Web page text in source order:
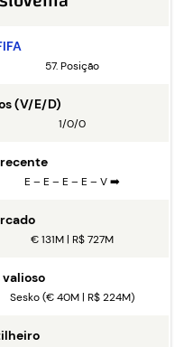
57. Posição
(V/E/D)
1/0/0
E – E – E – E – V ➡️
€ 131M | R$ 727M
Sesko (€ 40M | R$ 224M)